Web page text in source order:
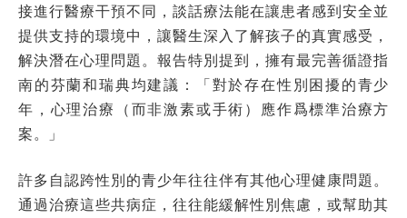
接進行醫療干預不同，談話療法能在讓患者感到安全並
提供支持的環境中，讓醫生深入了解孩子的真實感受，
解決潛在心理問題。報告特別提到，擁有最完善循證指
南的芬蘭和瑞典均建議：「對於存在性別困擾的青少
年，心理治療（而非激素或手術）應作爲標準治療方
案。」
許多自認跨性別的青少年往往伴有其他心理健康問題。
通過治療這些共病症，往往能緩解性別焦慮，或幫助其